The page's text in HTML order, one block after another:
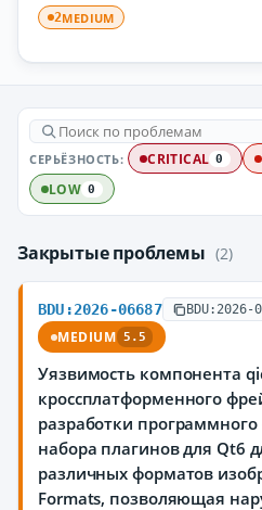
2MEDIUM
СЕРЬЁЗНОСТЬ: CRITICAL 0
LOW 0
Закрытые проблемы (2)
BDU:2026-06687 BDU:2026-
MEDIUM 5.5
Уязвимость компонента
кроссплатформенного
разработки
набора плагинов для Qt6
различных форматов
Formats, позволяющая